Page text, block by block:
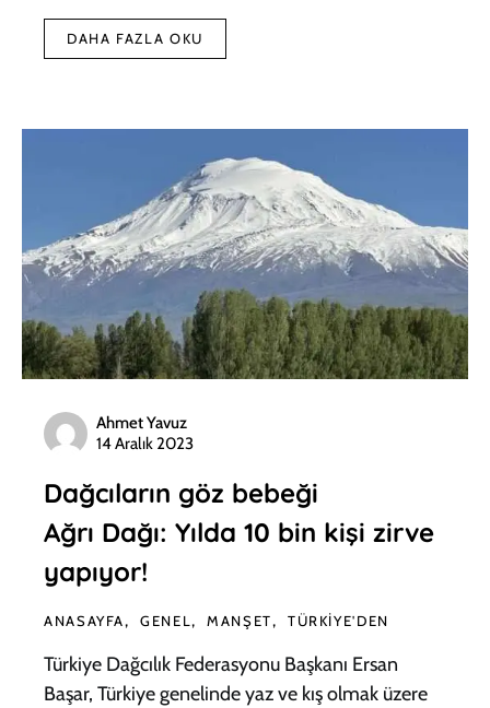
DAHA FAZLA OKU
Ahmet Yavuz
14 Aralık 2023
Dağcıların göz bebeği
Ağrı Dağı: Yılda 10 bin kişi zirve
yapıyor!
ANASAYFA GENEL MANŞET TÜRKIYE'DEN
Türkiye Dağcılık Federasyonu Başkanı Ersan
Başar, Türkiye genelinde yaz ve kış olmak üzere